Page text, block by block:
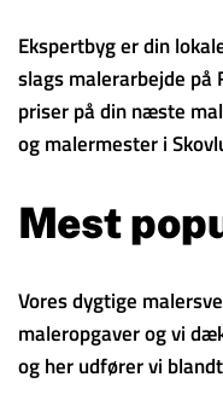
Ekspertbyg er din
slags malerarbejde på
priser på din næste
og malermester i
Mest
Vores dygtige
maleropgaver og vi
og her udfører vi